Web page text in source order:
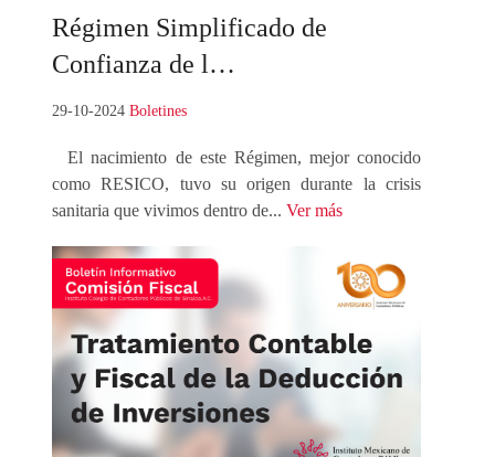
Régimen Simplificado de
Confianza de l…
29-10-2024 Boletines
El nacimiento de este Régimen, mejor conocido
como RESICO, tuvo su origen durante la crisis
sanitaria que vivimos dentro de... Ver más